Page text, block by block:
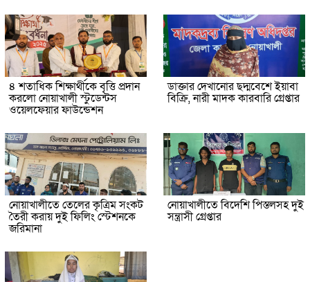
৪ শতাধিক শিক্ষার্থীকে বৃত্তি প্রদান
করলো নোয়াখালী স্টুডেন্টস
ওয়েলফেয়ার ফাউন্ডেশন
ডাক্তার দেখানোর ছদ্মবেশে ইয়াবা
বিক্রি, নারী মাদক কারবারি গ্রেপ্তার
নোয়াখালীতে তেলের কৃত্রিম সংকট
তৈরী করায় দুই ফিলিং স্টেশনকে
জরিমানা
নোয়াখালীতে বিদেশি পিস্তলসহ দুই
সন্ত্রাসী গ্রেপ্তার